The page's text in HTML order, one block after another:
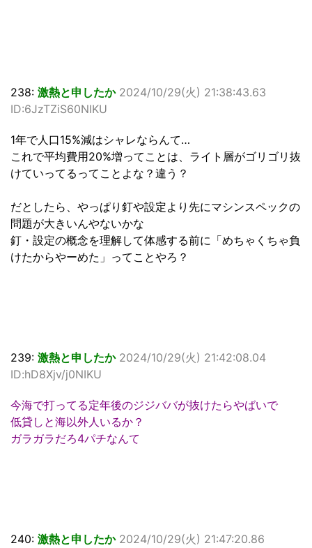
238: 激熱と申したか 2024/10/29(火) 21:38:43.63
ID:6JzTZiS60NIKU
1年で人口15%減はシャレならんて…
これで平均費用20%増ってことは、ライト層がゴリゴリ抜
けていってるってことよな？違う？
だとしたら、やっぱり釘や設定より先にマシンスペックの
問題が大きいんやないかな
釘・設定の概念を理解して体感する前に「めちゃくちゃ負
けたからやーめた」ってことやろ？
239: 激熱と申したか 2024/10/29(火) 21:42:08.04
ID:hD8Xjv/j0NIKU
今海で打ってる定年後のジジババが抜けたらやばいで
低貸しと海以外人いるか？
ガラガラだろ4パチなんて
240: 激熱と申したか 2024/10/29(火) 21:47:20.86